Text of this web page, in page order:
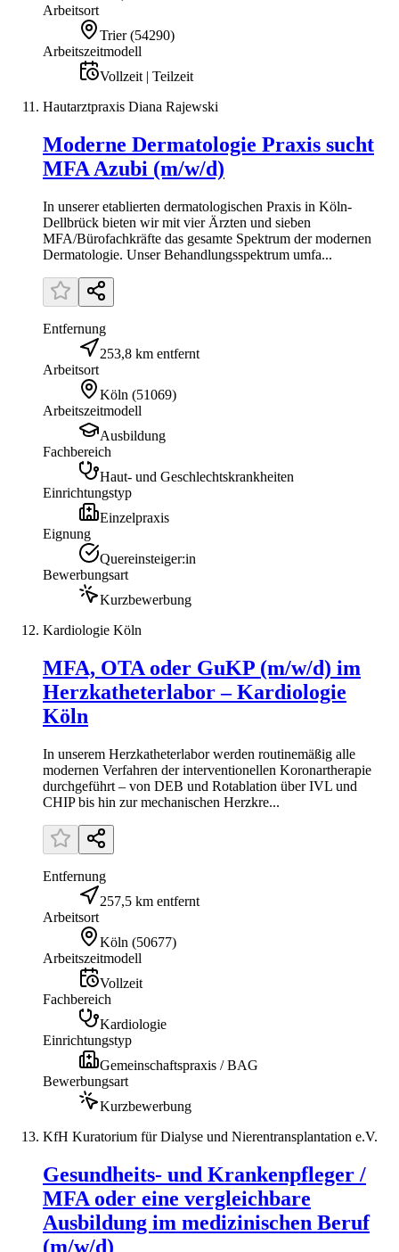
Arbeitsort
Trier (54290)
Arbeitszeitmodell
Vollzeit | Teilzeit
Hautarztpraxis Diana Rajewski
Moderne Dermatologie Praxis sucht
MFA Azubi (m/w/d)
In unserer etablierten dermatologischen Praxis in Köln-
Dellbrück bieten wir mit vier Ärzten und sieben
MFA/Bürofachkräfte das gesamte Spektrum der modernen
Dermatologie. Unser Behandlungsspektrum umfa...
Entfernung
253,8 km entfernt
Arbeitsort
Köln (51069)
Arbeitszeitmodell
Ausbildung
Fachbereich
Haut- und Geschlechtskrankheiten
Einrichtungstyp
Einzelpraxis
Eignung
Quereinsteiger:in
Bewerbungsart
Kurzbewerbung
Kardiologie Köln
MFA, OTA oder GuKP (m/w/d) im
Herzkatheterlabor – Kardiologie
Köln
In unserem Herzkatheterlabor werden routinemäßig alle
modernen Verfahren der interventionellen Koronartherapie
durchgeführt – von DEB und Rotablation über IVL und
CHIP bis hin zur mechanischen Herzkre...
Entfernung
257,5 km entfernt
Arbeitsort
Köln (50677)
Arbeitszeitmodell
Vollzeit
Fachbereich
Kardiologie
Einrichtungstyp
Gemeinschaftspraxis / BAG
Bewerbungsart
Kurzbewerbung
KfH Kuratorium für Dialyse und Nierentransplantation e.V.
Gesundheits- und Krankenpfleger /
MFA oder eine vergleichbare
Ausbildung im medizinischen Beruf
(m/w/d)